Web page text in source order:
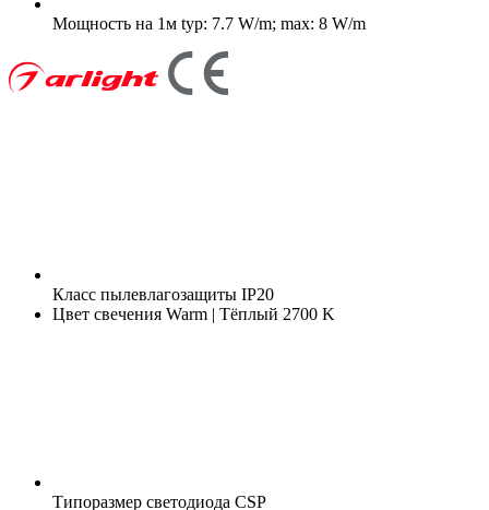
Мощность на 1м typ: 7.7 W/m; max: 8 W/m
Класс пылевлагозащиты IP20
Цвет свечения Warm | Тёплый 2700 K
Типоразмер светодиода CSP